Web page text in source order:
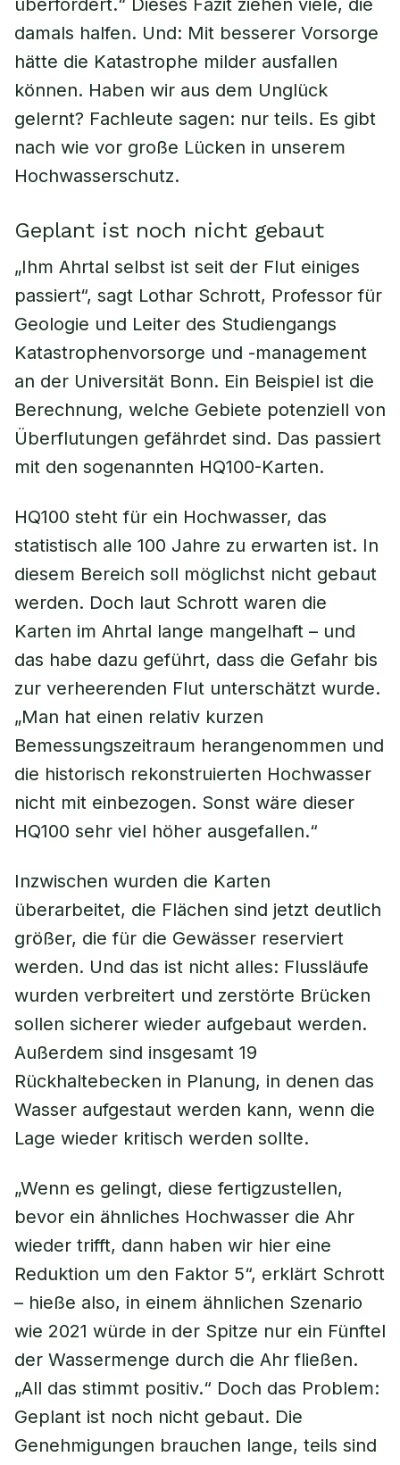
überfordert.“ Dieses Fazit ziehen viele, die
damals halfen. Und: Mit besserer Vorsorge
hätte die Katastrophe milder ausfallen
können. Haben wir aus dem Unglück
gelernt? Fachleute sagen: nur teils. Es gibt
nach wie vor große Lücken in unserem
Hochwasserschutz.
Geplant ist noch nicht gebaut
„Ihm Ahrtal selbst ist seit der Flut einiges
passiert“, sagt Lothar Schrott, Professor für
Geologie und Leiter des Studiengangs
Katastrophenvorsorge und -management
an der Universität Bonn. Ein Beispiel ist die
Berechnung, welche Gebiete potenziell von
Überflutungen gefährdet sind. Das passiert
mit den sogenannten HQ100-Karten.
HQ100 steht für ein Hochwasser, das
statistisch alle 100 Jahre zu erwarten ist. In
diesem Bereich soll möglichst nicht gebaut
werden. Doch laut Schrott waren die
Karten im Ahrtal lange mangelhaft – und
das habe dazu geführt, dass die Gefahr bis
zur verheerenden Flut unterschätzt wurde.
„Man hat einen relativ kurzen
Bemessungszeitraum herangenommen und
die historisch rekonstruierten Hochwasser
nicht mit einbezogen. Sonst wäre dieser
HQ100 sehr viel höher ausgefallen.“
Inzwischen wurden die Karten
überarbeitet, die Flächen sind jetzt deutlich
größer, die für die Gewässer reserviert
werden. Und das ist nicht alles: Flussläufe
wurden verbreitert und zerstörte Brücken
sollen sicherer wieder aufgebaut werden.
Außerdem sind insgesamt 19
Rückhaltebecken in Planung, in denen das
Wasser aufgestaut werden kann, wenn die
Lage wieder kritisch werden sollte.
„Wenn es gelingt, diese fertigzustellen,
bevor ein ähnliches Hochwasser die Ahr
wieder trifft, dann haben wir hier eine
Reduktion um den Faktor 5“, erklärt Schrott
– hieße also, in einem ähnlichen Szenario
wie 2021 würde in der Spitze nur ein Fünftel
der Wassermenge durch die Ahr fließen.
„All das stimmt positiv.“ Doch das Problem:
Geplant ist noch nicht gebaut. Die
Genehmigungen brauchen lange, teils sind